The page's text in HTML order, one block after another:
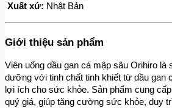
Xuất xứ: Nhật Bản
Giới thiệu sản phẩm
Viên uống dầu gan cá mập sâu Orihiro là
dưỡng với tinh chất tinh khiết từ dầu gan
lợi ích cho sức khỏe. Sản phẩm cung
quý giá, giúp tăng cường sức khỏe, duy